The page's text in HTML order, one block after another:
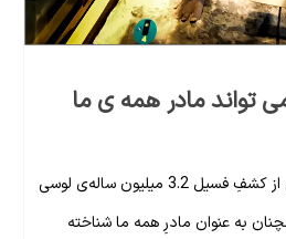
تواند مادر همه ی ما
دنیای لوسی پنجاه سال پس از کشفِ فسیل 3.2 میلیون ساله‌ی لوسی
به عنوان مادرِ همه ما شناخته